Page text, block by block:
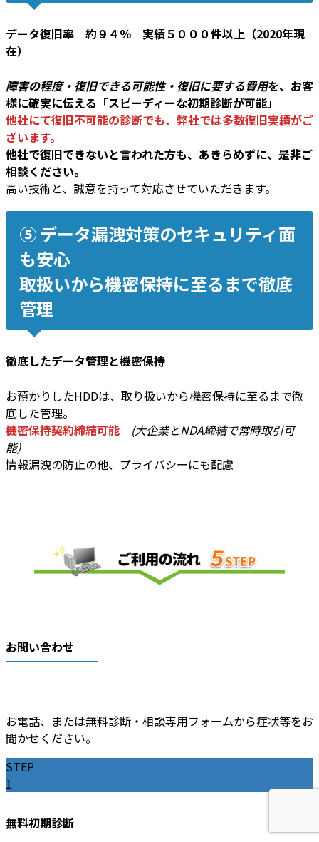
データ復旧率 約９４％ 実績５０００件以上（2020年現
在）
障害の程度・復旧できる可能性・復旧に要する費用を、お客
様に確実に伝える「スピーディーな初期診断が可能」
他社にて復旧不可能の診断でも、弊社では多数復旧実績がご
ざいます。
他社で復旧できないと言われた方も、あきらめずに、是非ご
相談ください。
高い技術と、誠意を持って対応させていただきます。
⑤ データ漏洩対策のセキュリティ面
も安心
取扱いから機密保持に至るまで徹底
管理
徹底したデータ管理と機密保持
お預かりしたHDDは、取り扱いから機密保持に至るまで徹
底した管理。
機密保持契約締結可能
(大企業とNDA締結で常時取引可
能)
情報漏洩の防止の他、プライバシーにも配慮
お問い合わせ
お電話、または無料診断・相談専用フォームから症状等をお
聞かせください。
STEP
1
無料初期診断